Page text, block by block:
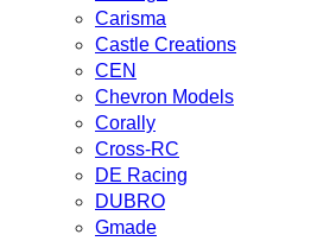
Carisma
Castle Creations
CEN
Chevron Models
Corally
Cross-RC
DE Racing
DUBRO
Gmade